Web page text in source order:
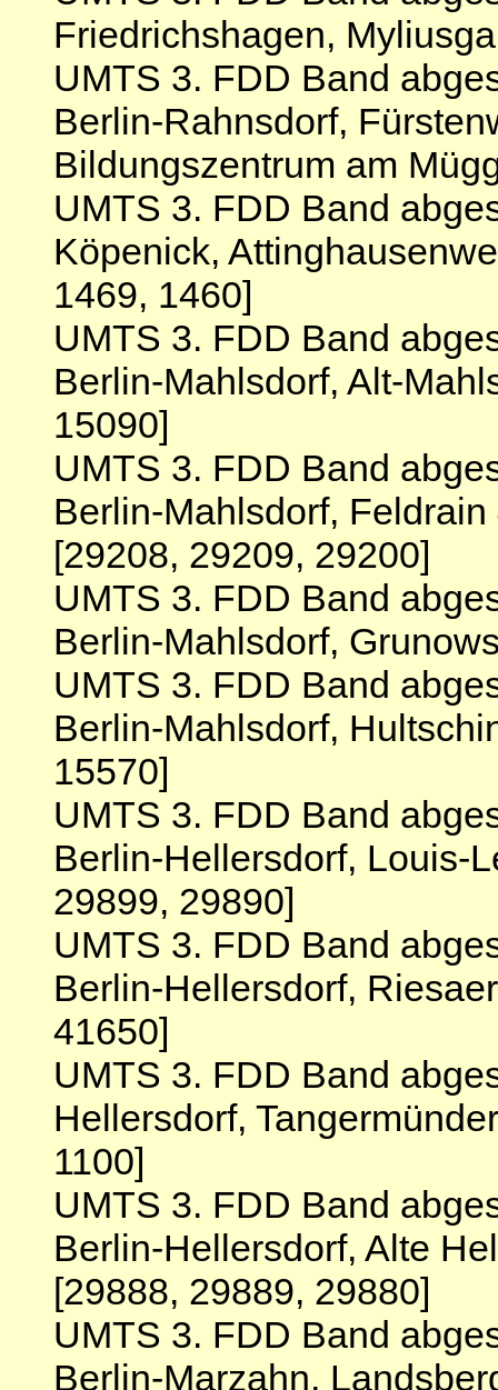
Friedrichshagen,
UMTS 3. FDD Band
Berlin-Rahnsdorf,
Bildungszentrum am
UMTS 3. FDD Band
Köpenick,
1469, 1460]
UMTS 3. FDD Band
Berlin-Mahlsdorf, Alt-
15090]
UMTS 3. FDD Band
Berlin-Mahlsdorf,
[29208, 29209, 29200]
UMTS 3. FDD Band
Berlin-Mahlsdorf,
UMTS 3. FDD Band
Berlin-Mahlsdorf,
15570]
UMTS 3. FDD Band
Berlin-Hellersdorf, Louis-
29899, 29890]
UMTS 3. FDD Band
Berlin-Hellersdorf,
41650]
UMTS 3. FDD Band
Hellersdorf,
1100]
UMTS 3. FDD Band
Berlin-Hellersdorf, Alte
[29888, 29889, 29880]
UMTS 3. FDD Band
Berlin-Marzahn,